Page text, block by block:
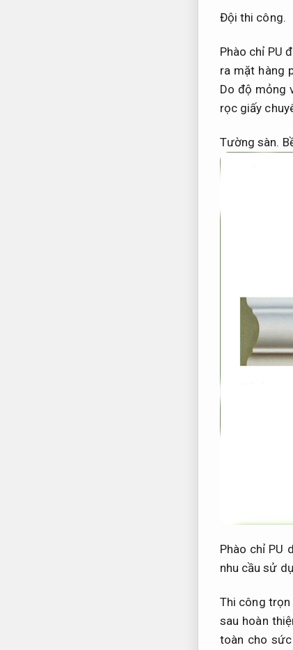
Đội thi công.
Phào chỉ PU
ra mặt hàng
Do độ mỏng
rọc giấy
Tường sàn.
Phào chỉ PU
nhu cầu sử
Thi công trọn
sau hoàn
toàn cho